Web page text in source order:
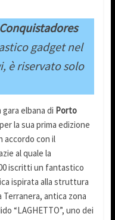
Conquistadores
gadget nel
è riservato solo
gara elbana di Porto
la sua prima edizione
accordo con il
al quale la
iscritti un fantastico
ispirata alla struttura
antica zona
“LAGHETTO”, uno dei